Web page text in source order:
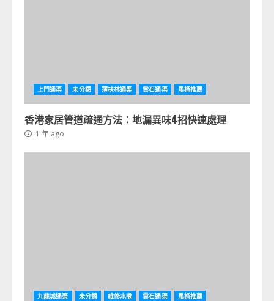
上門通渠 未分類 薄扶林通渠 雲石通渠 馬桶推薦
香港家居管道疏通方法：地漏異味4招快速處理
1 年 ago
九龍城通渠 未分類 維修水喉 雲石通渠 馬桶推薦